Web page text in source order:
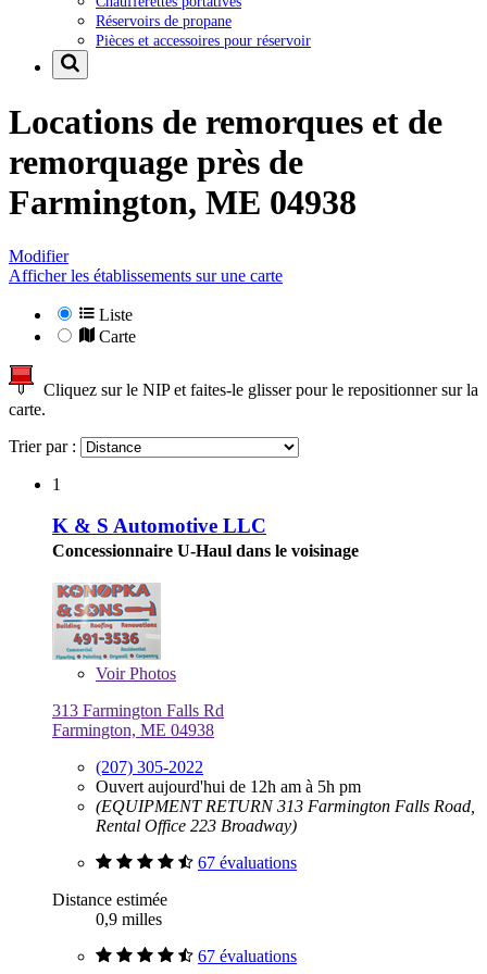
Réservoirs de propane
Pièces et accessoires pour réservoir
Locations de remorques et de
remorquage près de
Farmington, ME 04938
Modifier
Afficher les établissements sur une carte
Liste
Carte
Cliquez sur le NIP et faites-le glisser pour le repositionner sur la
carte.
Trier par :
1
K & S Automotive LLC
Concessionnaire U-Haul dans le voisinage
VoirPhotos
313 Farmington Falls Rd
Farmington, ME 04938
(207) 305-2022
Ouvert aujourd'hui de 12h am à 5h pm
(EQUIPMENT RETURN 313 Farmington Falls Road,
Rental Office 223 Broadway)
67 évaluations
Distance estimée
0,9 milles
67 évaluations